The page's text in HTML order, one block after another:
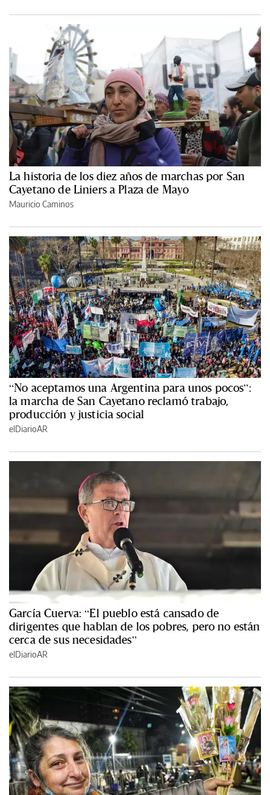
La historia de los diez años de marchas por San
Cayetano de Liniers a Plaza de Mayo
Mauricio Caminos
“No aceptamos una Argentina para unos pocos”:
la marcha de San Cayetano reclamó trabajo,
producción y justicia social
elDiarioAR
García Cuerva: “El pueblo está cansado de
dirigentes que hablan de los pobres, pero no están
cerca de sus necesidades”
elDiarioAR